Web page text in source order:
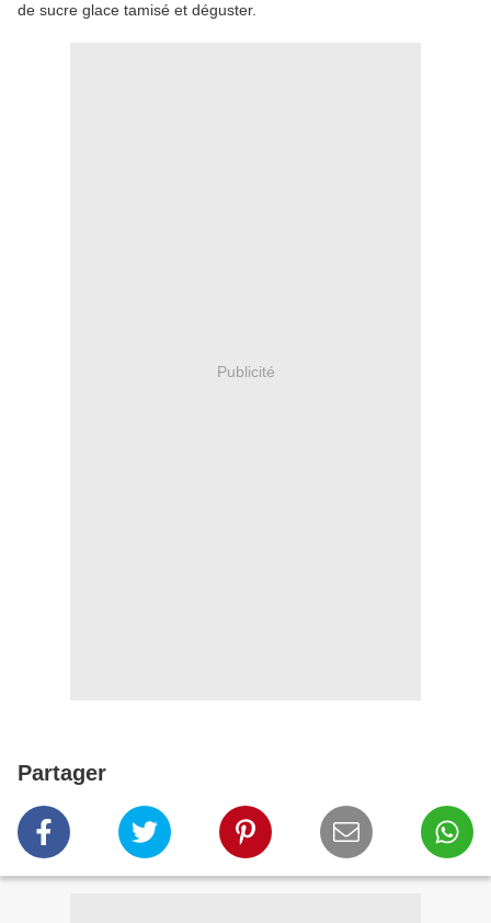
de sucre glace tamisé et déguster.
Publicité
Partager